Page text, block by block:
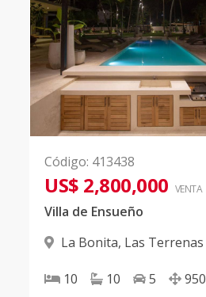
Código: 413438
US$ 2,800,000 VENTA
Villa de Ensueño
La Bonita, Las Terrenas
10 10 5 950